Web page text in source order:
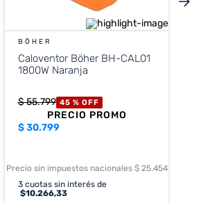
BÖHER
Caloventor Böher BH-CAL01
1800W Naranja
$55.799 45 % OFF
PRECIO PROMO
$30.799
Precio sin impuestos nacionales $ 25.454
3cuotas sin interés de
$10.266,33